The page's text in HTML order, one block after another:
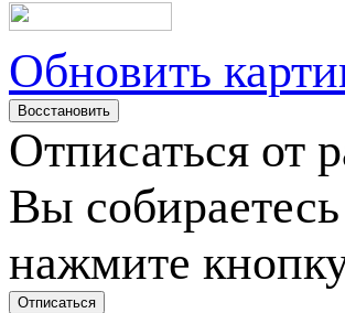
Обновить
Отписаться от
Вы
нажмите